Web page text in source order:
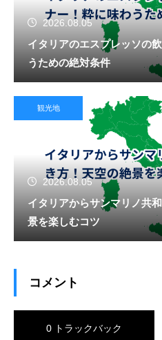
2026.08.05
イタリアのエスプレッソの
うための絶対条件
観光地
2026.08.05
イタリアからサンマリノ共
景を楽しむコツ
コメント
0 トラックバック